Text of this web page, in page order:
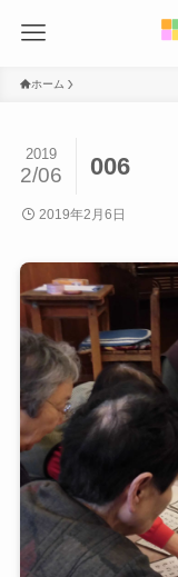
ホーム
006
2019
2/06
2019年2月6日